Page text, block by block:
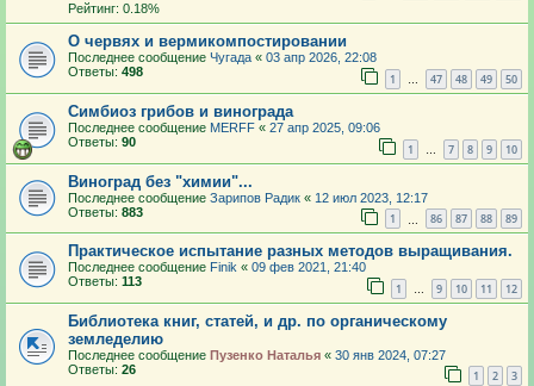
Рейтинг: 0.18%
О червях и вермикомпостировании
Последнее сообщение Чугада « 03 апр 2026, 22:08
Ответы: 498 1 … 47 48 49 50
Симбиоз грибов и винограда
Последнее сообщение MERFF « 27 апр 2025, 09:06
Ответы: 90 1 … 7 8 9 10
Виноград без "химии"...
Последнее сообщение Зарипов Радик « 12 июл 2023, 12:17
Ответы: 883 1 86 87 88 89
Практическое испытание разных методов выращивания.
Последнее сообщение Finik « 09 фев 2021, 21:40
Ответы: 113 1 … 9 10 11 12
Библиотека книг, статей, и др. по органическому
земледелию
Последнее сообщение Пузенко Наталья « 30 янв 2024, 07:27
Ответы: 26 1 2 3